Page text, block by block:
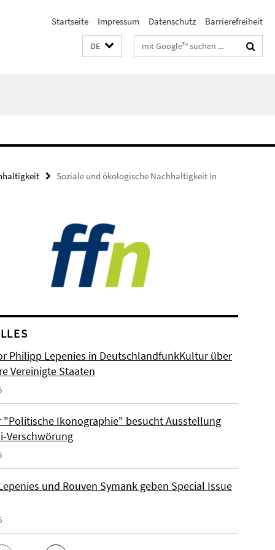
Startseite Impressum Datenschutz Barrierefreiheit
DE Suchbegriffe
Soziale und ökologische Nachhaltigkeit in
Philipp Lepenies in DeutschlandfunkKultur über
Vereinigte Staaten
"Politische Ikonographie" besucht Ausstellung
Verschwörung
und Rouven Symank geben Special Issue